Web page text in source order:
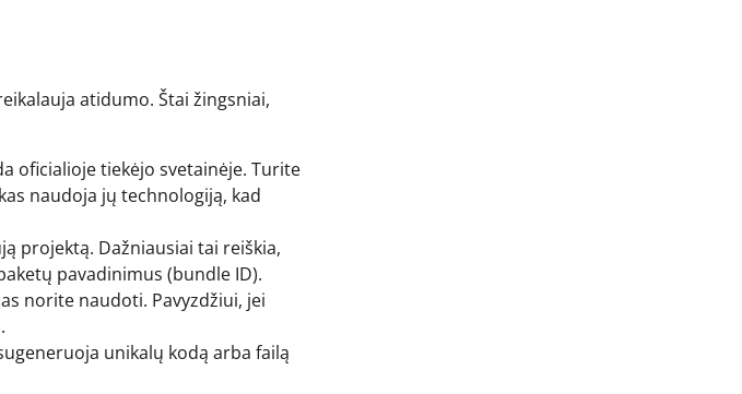
atidumo. Štai žingsniai,
oficialioje tiekėjo svetainėje. Turite
naudoja jų technologiją, kad
projektą. Dažniausiai tai reiškia,
pavadinimus (bundle ID).
norite naudoti. Pavyzdžiui, jei
unikalų kodą arba failą